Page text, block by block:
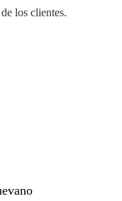
los clientes.